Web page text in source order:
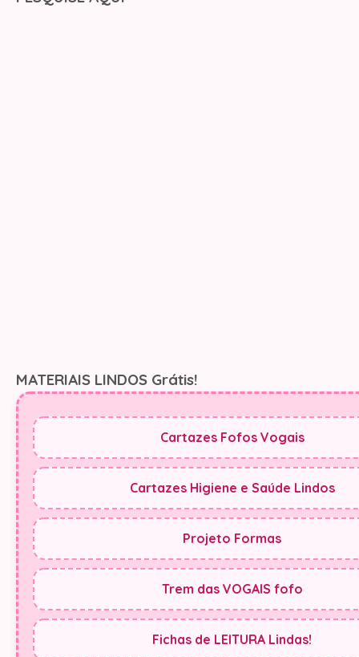
MATERIAIS LINDOS Grátis!
Cartazes Fofos Vogais
Cartazes Higiene e Saúde Lindos
Projeto Formas
Trem das VOGAIS fofo
Fichas de LEITURA Lindas!